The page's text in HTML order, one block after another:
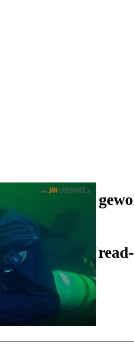
und wie
und ist auf